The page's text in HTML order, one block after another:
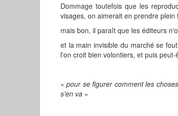
Dommage toutefois que les
visages, on aimerait en prendre plein
mais bon, il paraît que les éditeurs
et la main invisible du marché se
l'on croit bien volontiers, et puis
«pour se figurer comment les
s'en va »